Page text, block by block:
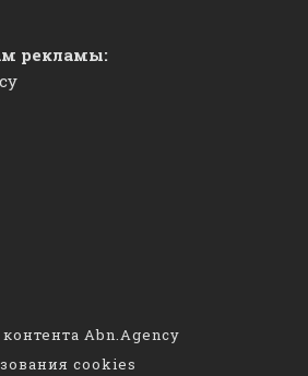
рекламы:
Abn.Agency
cookies